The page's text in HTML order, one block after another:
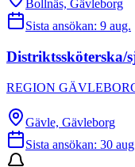
Bollnäs, Gävleborg
Sista ansökan: 9 aug.
Distriktssköterska/
REGION
Gävle, Gävleborg
Sista ansökan: 30